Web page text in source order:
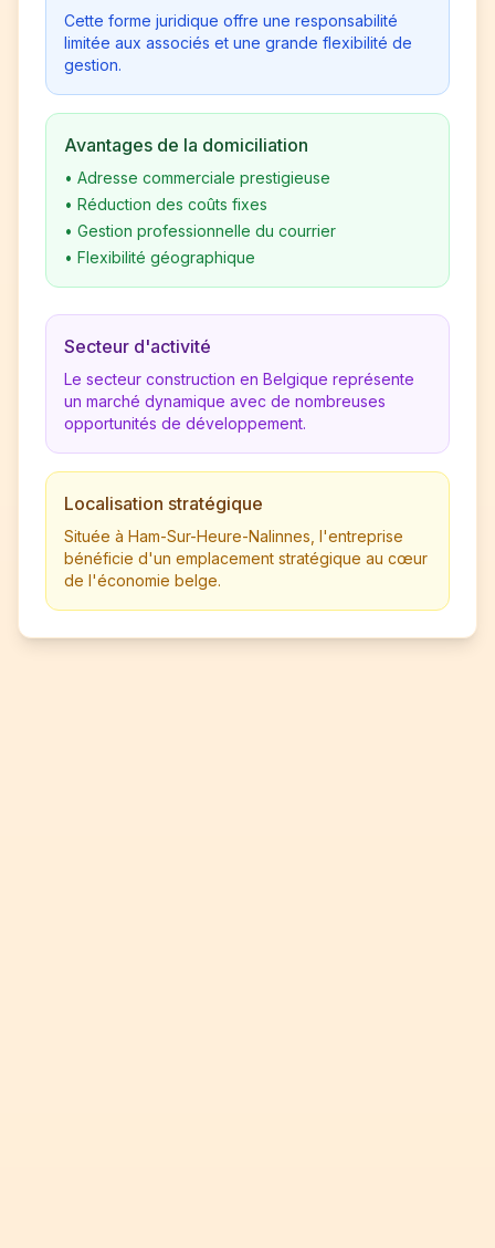
Cette forme juridique offre une responsabilité
limitée aux associés et une grande flexibilité de
gestion.
Avantages de la domiciliation
• Adresse commerciale prestigieuse
• Réduction des coûts fixes
• Gestion professionnelle du courrier
• Flexibilité géographique
Secteur d'activité
Le secteur construction en Belgique représente
un marché dynamique avec de nombreuses
opportunités de développement.
Localisation stratégique
Située à Ham-Sur-Heure-Nalinnes, l'entreprise
bénéficie d'un emplacement stratégique au cœur
de l'économie belge.